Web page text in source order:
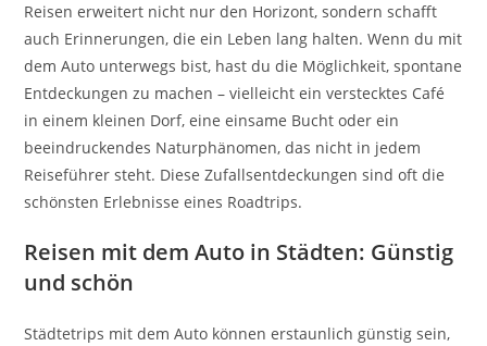
Reisen erweitert nicht nur den Horizont, sondern schafft
auch Erinnerungen, die ein Leben lang halten. Wenn du mit
dem Auto unterwegs bist, hast du die Möglichkeit, spontane
Entdeckungen zu machen – vielleicht ein verstecktes Café
in einem kleinen Dorf, eine einsame Bucht oder ein
beeindruckendes Naturphänomen, das nicht in jedem
Reiseführer steht. Diese Zufallsentdeckungen sind oft die
schönsten Erlebnisse eines Roadtrips.
Reisen mit dem Auto in Städten: Günstig
und schön
Städtetrips mit dem Auto können erstaunlich günstig sein,